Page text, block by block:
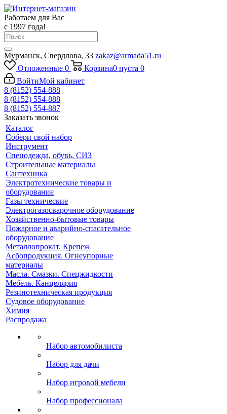
Работаем для Вас
с 1997 года!
Мурманск, Свердлова, 33 zakaz@armada51.ru
Отложенные 0 Корзина0 пуста 0
ВойтиМой кабинет
8 (8152) 554-888
8 (8152) 554-888
8 (8152) 554-887
Заказать звонок
Каталог
Собери свой набор
Инструмент
Спецодежда, обувь, СИЗ
Строительные материалы
Сантехника
Электротехнические товары и
оборудование
Газы технические
Электрогазосварочное оборудование
Хозяйственно-бытовые товары
Пожарное и аварийно-спасательное
оборудование
Металлопрокат. Крепеж
Асбопродукция. Огнеупорные
материалы
Масла. Смазки. Спецжидкости
Мебель. Канцелярия
Резинотехническая продукция
Судовое оборудование
Химия
Распродажа
Набор автомобилиста
Набор для дачи
Набор игровой мебели
Набор профессионала